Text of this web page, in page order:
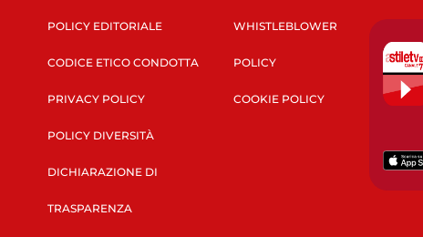
POLICY EDITORIALE
CODICE ETICO CONDOTTA
PRIVACY POLICY
POLICY DIVERSITÀ
DICHIARAZIONE DI
TRASPARENZA
WHISTLEBLOWER
POLICY
COOKIE POLICY